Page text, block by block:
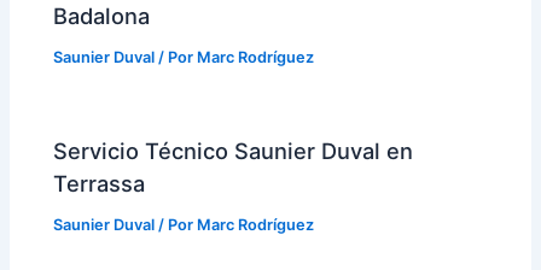
Badalona
Saunier Duval / Por Marc Rodríguez
Servicio Técnico Saunier Duval en
Terrassa
Saunier Duval / Por Marc Rodríguez